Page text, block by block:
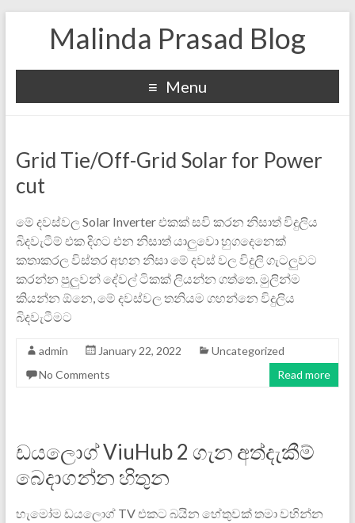
Malinda Prasad Blog
Menu
Grid Tie/Off-Grid Solar for Power
cut
මේ දවස්වල Solar Inverter එකක් සවි කරන නිසාත් විදුලිය
බිදවැටීම් එක දිගට එන නිසාත් යාලුවො හුගදෙනෙක්
කතාකරල විස්තර අහන නිසා මේ දවස් වල විදුලි ගැටලුවට
කරන්න පුලුවන් දේවල් ටිකක් ලියන්න ගත්තෙ. මුලින්ම
කියන්න ඕනෙ, මේ දවස්වල තනියම ගහන්නෙ විදුලිය
බිදවැටීමට
admin January 22, 2022
Uncategorized
No Comments
Read more
ඩයලොග් ViuHub 2 ගැන අත්දැකීම්
බෙදාගන්න හිතුන
හැමෝම ඩයලොග් TV එකට බයින හේතුවක් තමා වහින්න